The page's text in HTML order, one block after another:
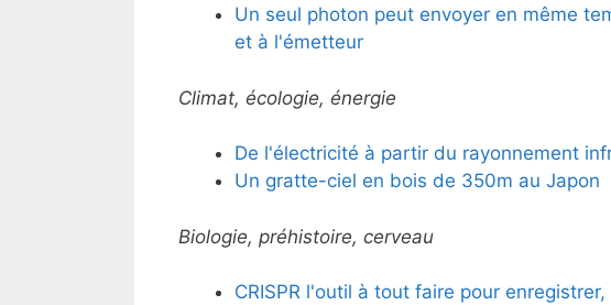
Un seul photon peut envoyer en même
et à l'émetteur
Climat, écologie, énergie
De l'électricité à partir du rayonnement
Un gratte-ciel en bois de 350m au Japon
Biologie, préhistoire, cerveau
CRISPR l'outil à tout faire pour